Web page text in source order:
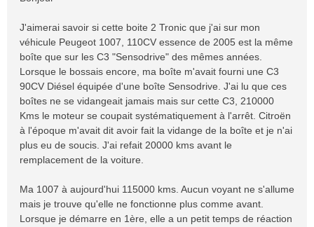
g
e
J'aimerai savoir si cette boite 2 Tronic que j'ai sur mon
véhicule Peugeot 1007, 110CV essence de 2005 est la même
boîte que sur les C3 "Sensodrive" des mêmes années.
Lorsque le bossais encore, ma boîte m'avait fourni une C3
90CV Diésel équipée d'une boîte Sensodrive. J'ai lu que ces
boîtes ne se vidangeait jamais mais sur cette C3, 210000
Kms le moteur se coupait systématiquement à l'arrêt. Citroën
à l'époque m'avait dit avoir fait la vidange de la boîte et je n'ai
plus eu de soucis. J'ai refait 20000 kms avant le
remplacement de la voiture.
Ma 1007 à aujourd'hui 115000 kms. Aucun voyant ne s'allume
mais je trouve qu'elle ne fonctionne plus comme avant.
Lorsque je démarre en 1ère, elle a un petit temps de réaction